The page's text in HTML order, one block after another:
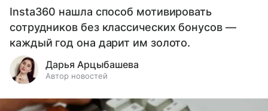
Insta360 нашла способ мотивировать
сотрудников без классических бонусов —
каждый год она дарит им золото.
Дарья Арцыбашева
Автор новостей